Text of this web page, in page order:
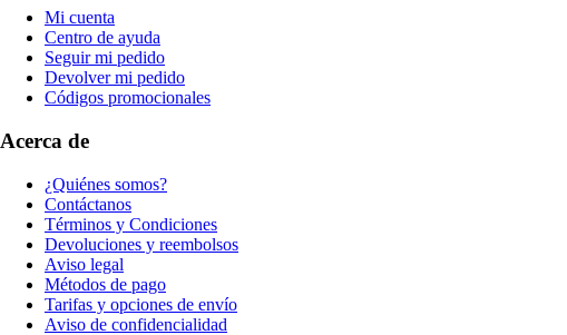
Mi cuenta
Centro de ayuda
Seguir mi pedido
Devolver mi pedido
Códigos promocionales
Acerca de
¿Quiénes somos?
Contáctanos
Términos y Condiciones
Devoluciones y reembolsos
Aviso legal
Métodos de pago
Tarifas y opciones de envío
Aviso de confidencialidad